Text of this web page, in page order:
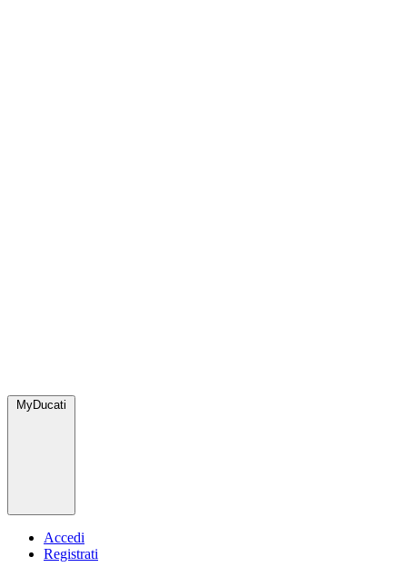
MyDucati
Accedi
Registrati